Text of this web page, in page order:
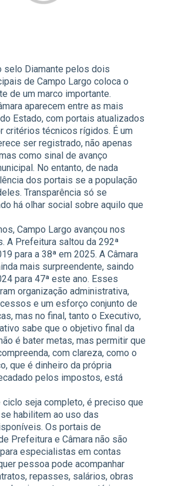
selo Diamante pelos dois
de Campo Largo coloca o
de um marco importante.
aparecem entre as mais
Estado, com portais atualizados
critérios técnicos rígidos. É um
ser registrado, não apenas
como sinal de avanço
No entanto, de nada
dos portais se a população
Transparência só se
há olhar social sobre aquilo que
Campo Largo avançou nos
A Prefeitura saltou da 292ª
para a 38ª em 2025. A Câmara
mais surpreendente, saindo
para 47ª este ano. Esses
organização administrativa,
e um esforço conjunto de
mas no final, tanto o Executivo,
sabe que o objetivo final da
é bater metas, mas permitir que
com clareza, como o
que é dinheiro da própria
pelos impostos, está
ciclo seja completo, é preciso que
habilitem ao uso das
Os portais de
Prefeitura e Câmara não são
especialistas em contas
pessoa pode acompanhar
repasses, salários, obras